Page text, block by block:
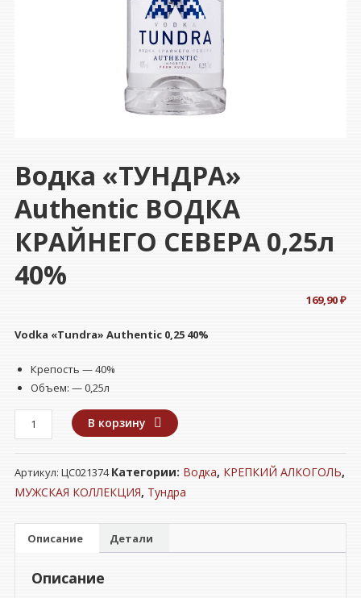
Водка «ТУНДРА»
Authentic ВОДКА
КРАЙНЕГО СЕВЕРА 0,25л
40%
169,90₽
Vodka «Tundra» Authentic 0,25 40%
Крепость — 40%
Объем: — 0,25л
Количество
товара
Водка
"ТУНДРА"
Authentic
КРАЙНЕГО
СЕВЕРА
40%
В корзину
Артикул: ЦС021374 Категории: Водка, КРЕПКИЙ АЛКОГОЛЬ,
МУЖСКАЯ КОЛЛЕКЦИЯ, Тундра
Описание Детали
Описание